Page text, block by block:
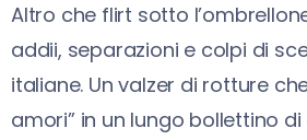
Altro che flirt sotto
addii, separazioni e colpi di
italiane. Un valzer di rotture
amori” in un lungo bollettino